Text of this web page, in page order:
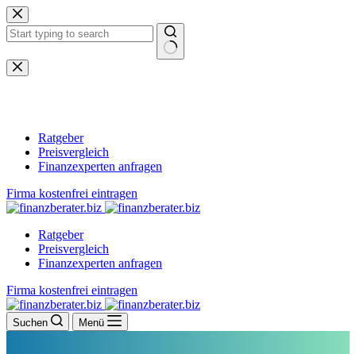
Zum
Inhalt
springen
Keine
Ergebnisse
Ratgeber
Preisvergleich
Finanzexperten anfragen
Firma kostenfrei eintragen
Ratgeber
Preisvergleich
Finanzexperten anfragen
Firma kostenfrei eintragen
Suchen Menü